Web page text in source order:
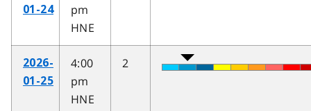
01-24
pm
HNE
2026-
01-25
4:00
pm
HNE
2